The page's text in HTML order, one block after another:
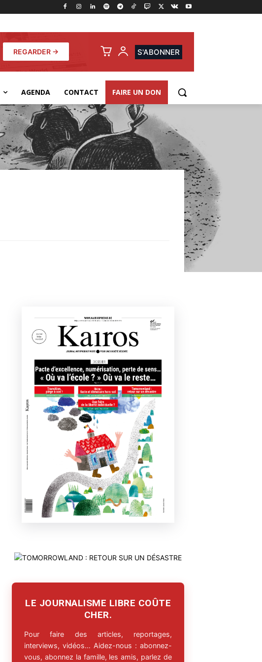
REGARDER → S'ABONNER
AGENDA CONTACT FAIRE UN DON
LE JOURNALISME LIBRE COÛTE
CHER.
Pour faire des articles, reportages,
interviews, vidéos… Aidez-nous : abonnez-
vous, abonnez la famille, les amis, parlez de